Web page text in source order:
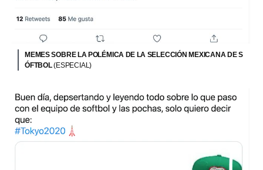
MEMES SOBRE LA POLÉMICA DE LA SELECCIÓN MEXICANA DE S
ÓFTBOL(ESPECIAL)